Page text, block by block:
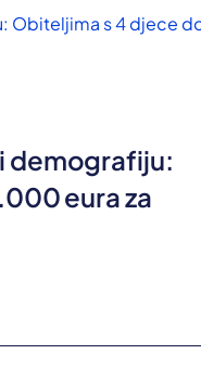
demografiju:
eura za